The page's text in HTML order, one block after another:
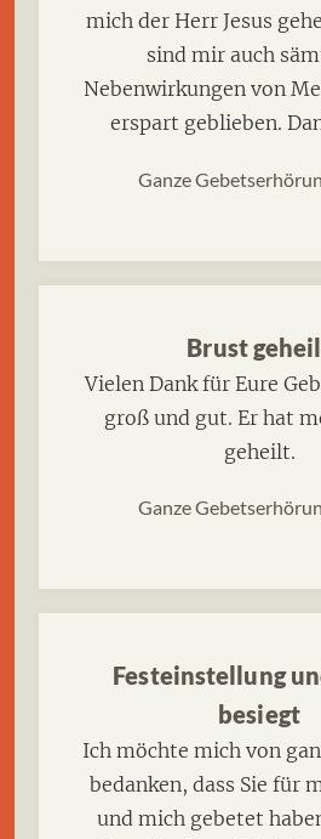
mich der Herr Jesus
sind mir auch
Nebenwirkungen von
erspart geblieben.
Ganze
Brust
Vielen Dank für Eure
groß und gut. Er hat
geheilt.
Ganze
Festeinstellung
besiegt
Ich möchte mich von
bedanken, dass Sie für
und mich gebetet